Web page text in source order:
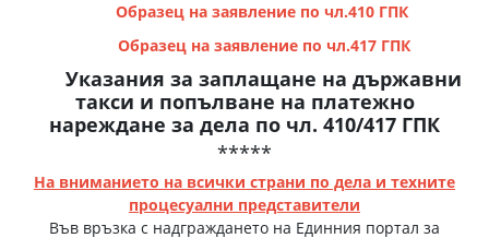
Образец на заявление по чл.410 ГПК
Образец на заявление по чл.417 ГПК
Указания за заплащане на държавни
такси и попълване на платежно
нареждане за дела по чл. 410/417 ГПК
*****
На вниманието на всички страни по дела и техните
процесуални представители
Във връзка с надграждането на Единния портал за